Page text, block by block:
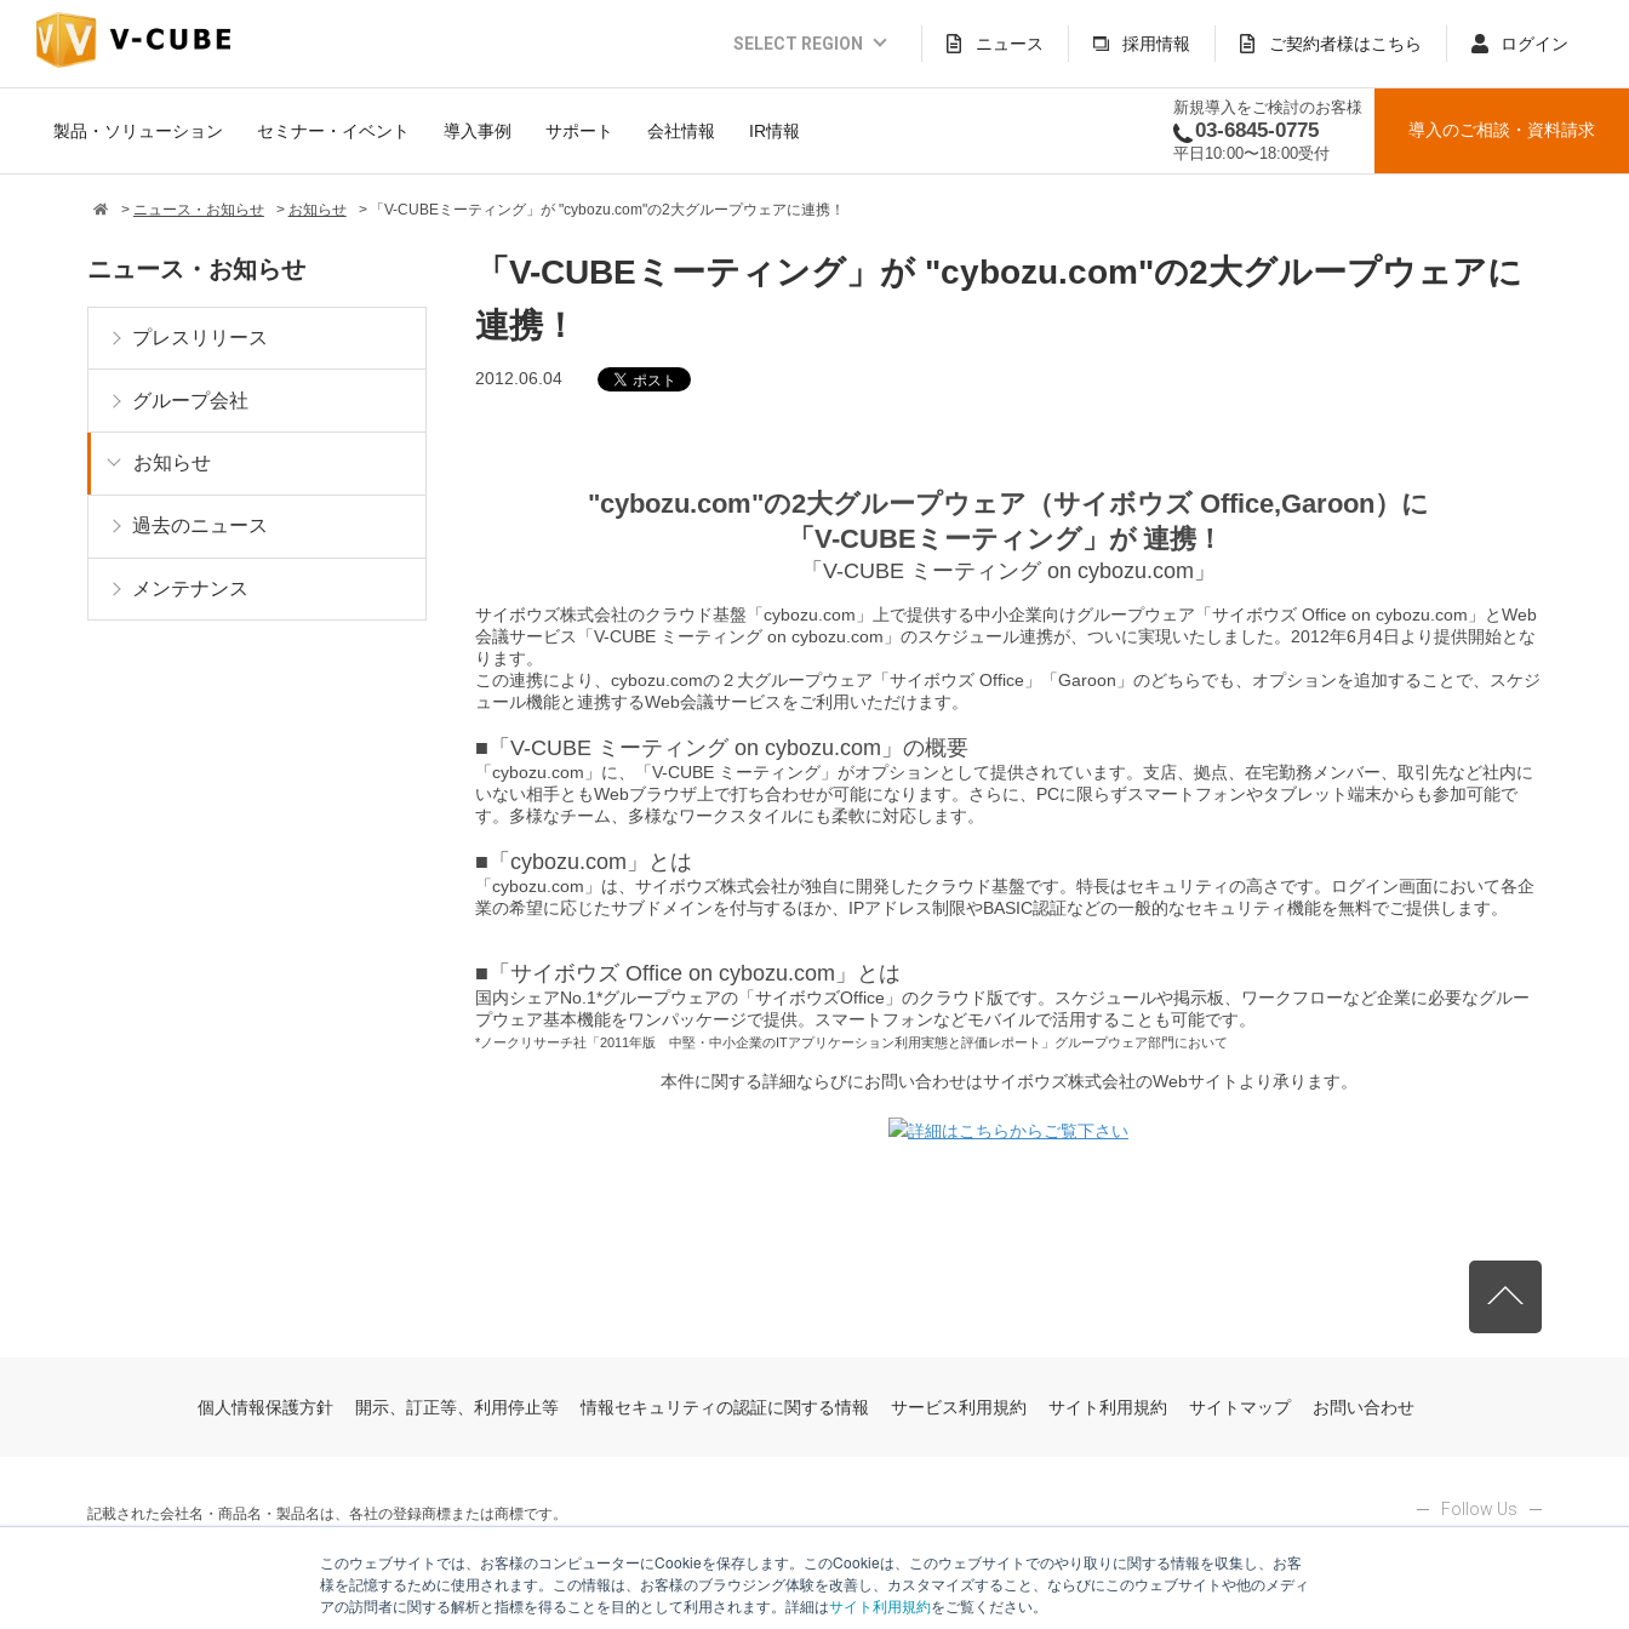
このウェブサイトでは、お客様のコンピューターにCookieを保存します。このCookieは、このウェブサイトでのやり取りに関する情報を収集し、お客
様を記憶するために使用されます。この情報は、お客様のブラウジング体験を改善し、カスタマイズすること、ならびにこのウェブサイトや他のメディ
アの訪問者に関する解析と指標を得ることを目的として利用されます。詳細はサイト利用規約をご覧ください。
SELECT REGION
Global Website (English)
JAPAN (日本語)
INDONESIA (Bahasa)
ニュース 採用情報 ご契約者様はこちら ログイン
製品・ソリューション セミナー・イベント 導入事例 サポート 会社情報 IR情報
新規導入をご検討のお客様
03-6845-0775
平日10:00〜18:00受付
導入のご相談 ・ 資料請求
ニュース・お知らせ お知らせ 「V-CUBEミーティング」が "cybozu.com"の2大グループウェアに連携！
「V-CUBEミーティング」が "cybozu.com"の2大グループウェアに
連携！
2012.06.04
"cybozu.com"の2大グループウェア（サイボウズ Office,Garoon）に
「V-CUBEミーティング」が 連携！
「V-CUBE ミーティング on cybozu.com」
サイボウズ株式会社のクラウド基盤「cybozu.com」上で提供する中小企業向けグループウェア「サイボウズ Office on cybozu.com」とWeb
会議サービス「V-CUBE ミーティング on cybozu.com」のスケジュール連携が、ついに実現いたしました。2012年6月4日より提供開始とな
ります。
この連携により、cybozu.comの２大グループウェア「サイボウズ Office」「Garoon」のどちらでも、オプションを追加することで、スケジ
ュール機能と連携するWeb会議サービスをご利用いただけます。
■「V-CUBE ミーティング on cybozu.com」の概要
「cybozu.com」に、「V-CUBE ミーティング」がオプションとして提供されています。支店、拠点、在宅勤務メンバー、取引先など社内に
いない相手ともWebブラウザ上で打ち合わせが可能になります。さらに、PCに限らずスマートフォンやタブレット端末からも参加可能で
す。多様なチーム、多様なワークスタイルにも柔軟に対応します。
■「cybozu.com」とは
「cybozu.com」は、サイボウズ株式会社が独自に開発したクラウド基盤です。特長はセキュリティの高さです。ログイン画面において各企
業の希望に応じたサブドメインを付与するほか、IPアドレス制限やBASIC認証などの一般的なセキュリティ機能を無料でご提供します。
■「サイボウズ Office on cybozu.com」とは
国内シェアNo.1*グループウェアの「サイボウズOffice」のクラウド版です。スケジュールや掲示板、ワークフローなど企業に必要なグルー
プウェア基本機能をワンパッケージで提供。スマートフォンなどモバイルで活用することも可能です。
*ノークリサーチ社「2011年版 中堅・中小企業のITアプリケーション利用実態と評価レポート」グループウェア部門において
本件に関する詳細ならびにお問い合わせはサイボウズ株式会社のWebサイトより承ります。
ニュース・お知らせ
プレスリリース
グループ会社
お知らせ
過去のニュース
メンテナンス
個人情報保護方針 開示、訂正等、利用停止等 情報セキュリティの認証に関する情報 サービス利用規約 サイト利用規約 サイトマップ お問い合わせ
記載された会社名・商品名・製品名は、各社の登録商標または商標です。
Follow Us